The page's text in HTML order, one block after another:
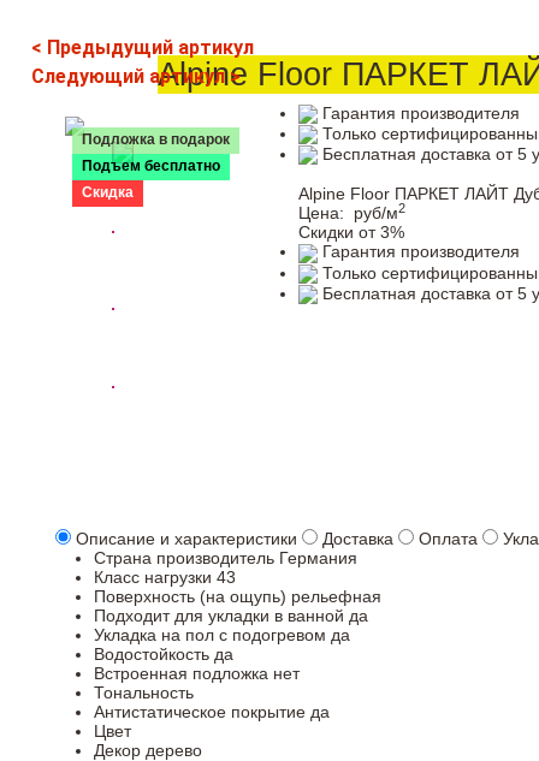
< Предыдущий артикул
Следующий артикул >Alpine Floor ПАРКЕТ
Подложка в подарок
Подъем бесплатно
Скидка
Гарантия производителя
Только
Бесплатная доставка от 5
Alpine Floor ПАРКЕТ ЛАЙТ
Цена:
руб/м2
Скидки от 3%
Гарантия производителя
Только
Бесплатная доставка от 5
Описание и характеристики Доставка Оплата
Страна производитель Германия
Класс нагрузки 43
Поверхность (на ощупь) рельефная
Подходит для укладки в ванной да
Укладка на пол c подогревом да
Водостойкость да
Встроенная подложка нет
Тональность
Антистатическое покрытие да
Цвет
Декор дерево